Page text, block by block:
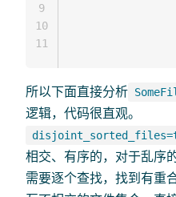
9
10
11
所以下面直接分析
逻辑，代码很直观。
相交、有序的，对于乱序
需要逐个查找，找到有重